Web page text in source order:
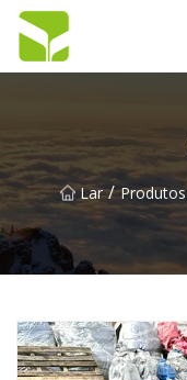
Lar / Produtos